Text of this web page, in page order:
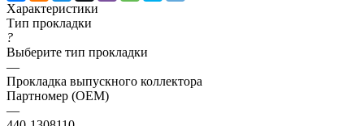
Характеристики
Тип прокладки
?
Выберите тип прокладки
—
Прокладка выпускного коллектора
Партномер (OEM)
—